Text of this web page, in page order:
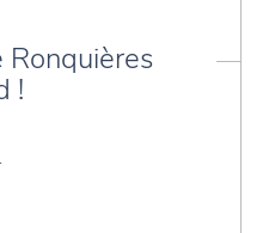
Ronquières
!